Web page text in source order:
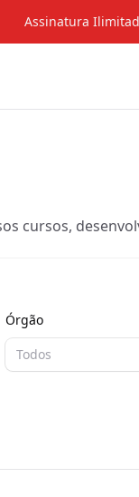
Assinatura
cursos,
Órgão
Todos